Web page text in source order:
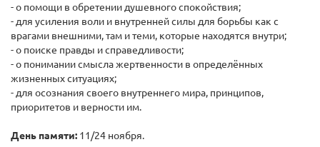
- о помощи в обретении душевного спокойствия;
- для усиления воли и внутренней силы для борьбы как с
врагами внешними, там и теми, которые находятся внутри;
- о поиске правды и справедливости;
- о понимании смысла жертвенности в определённых
жизненных ситуациях;
- для осознания своего внутреннего мира, принципов,
приоритетов и верности им.
День памяти: 11/24 ноября.